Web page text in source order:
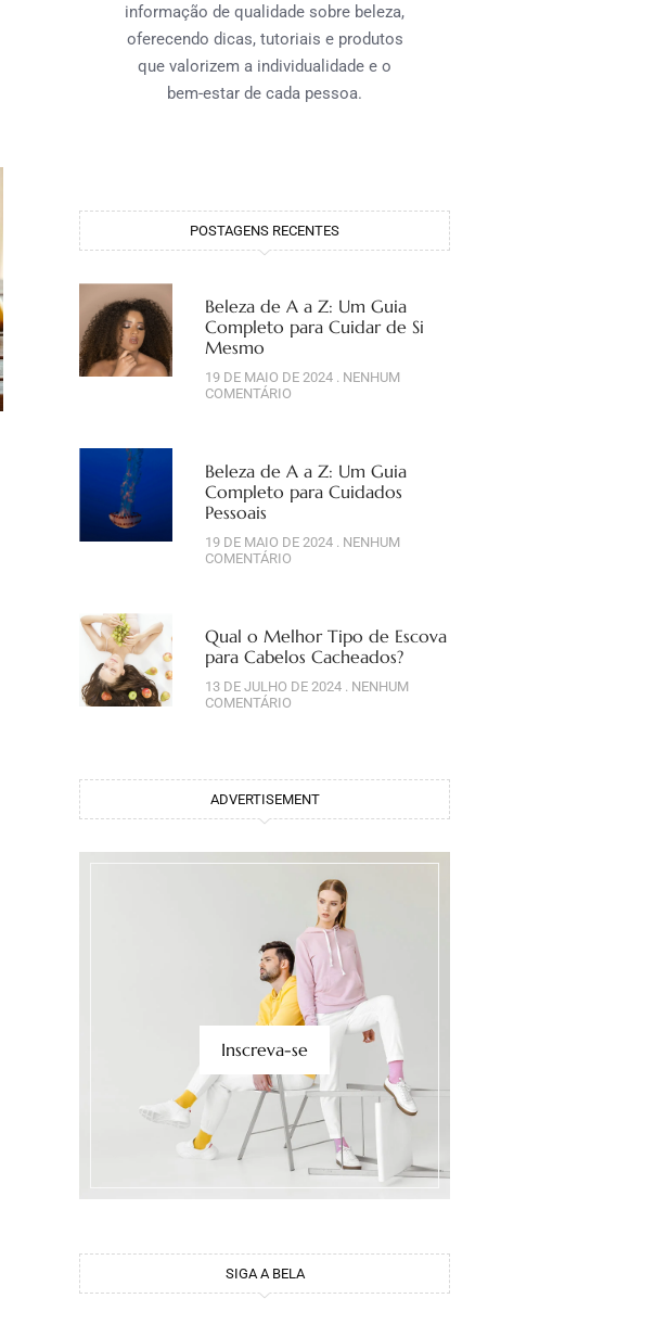
informação de qualidade sobre beleza,
oferecendo dicas, tutoriais e produtos
que valorizem a individualidade e o
bem-estar de cada pessoa.
POSTAGENS RECENTES
Beleza de A a Z: Um Guia
Completo para Cuidar de Si
Mesmo
19 DE MAIO DE 2024
NENHUM
COMENTÁRIO
Beleza de A a Z: Um Guia
Completo para Cuidados
Pessoais
19 DE MAIO DE 2024
NENHUM
COMENTÁRIO
Qual o Melhor Tipo de Escova
para Cabelos Cacheados?
13 DE JULHO DE 2024
NENHUM
COMENTÁRIO
ADVERTISEMENT
Inscreva-se
SIGA A BELA